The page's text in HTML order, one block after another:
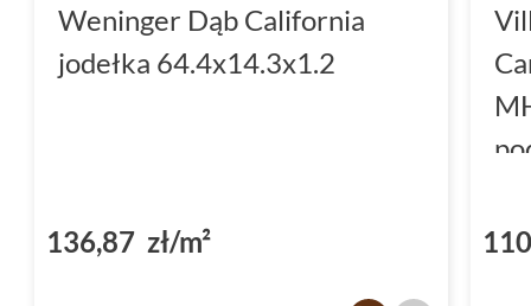
Weninger Dąb California
jodełka 64.4x14.3x1.2
136,87 zł/m²